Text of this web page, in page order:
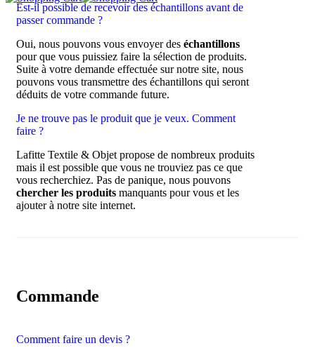
Est-il possible de recevoir des échantillons avant de
passer commande ?
Oui, nous pouvons vous envoyer des échantillons
pour que vous puissiez faire la sélection de produits.
Suite à votre demande effectuée sur notre site, nous
pouvons vous transmettre des échantillons qui seront
déduits de votre commande future.
Je ne trouve pas le produit que je veux. Comment
faire ?
Lafitte Textile & Objet propose de nombreux produits
mais il est possible que vous ne trouviez pas ce que
vous recherchiez. Pas de panique, nous pouvons
chercher les produits manquants pour vous et les
ajouter à notre site internet.
Commande
Comment faire un devis ?